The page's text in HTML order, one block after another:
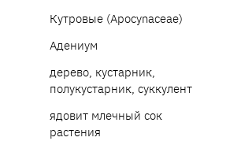
Кутровые (Apocynaceae)
Адениум
дерево, кустарник,
полукустарник, суккулент
ядовит млечный сок
растения